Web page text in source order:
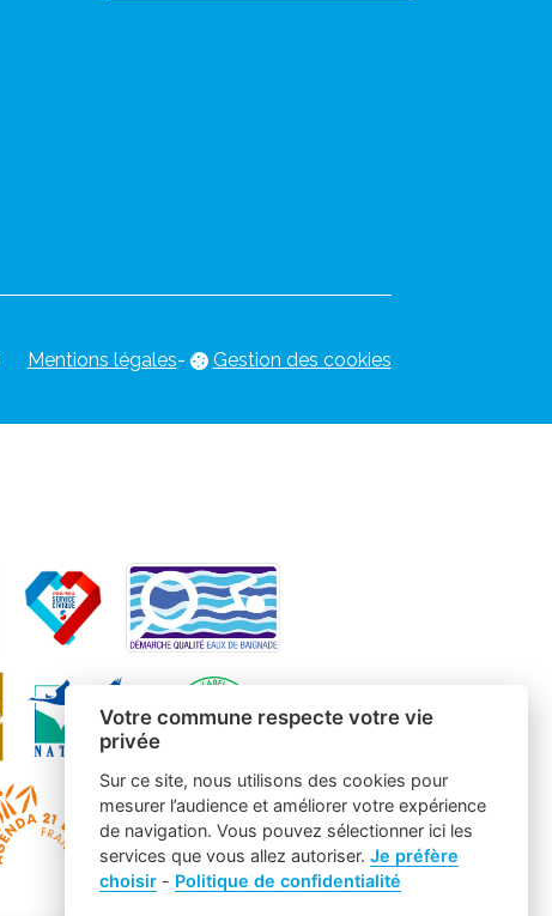
Mentions légales- Gestion des cookies
Votre commune respecte votre vie
privée
Sur ce site, nous utilisons des cookies pour
mesurer l’audience et améliorer votre expérience
de navigation. Vous pouvez sélectionner ici les
services que vous allez autoriser. Je préfère
choisir- Politique de confidentialité